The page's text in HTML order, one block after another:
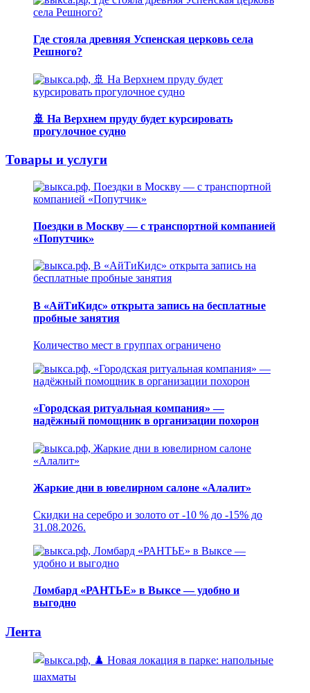
Где стояла древняя Успенская церковь села
Решного?
🚢 На Верхнем пруду будет курсировать
прогулочное судно
Товары и услуги
Поездки в Москву — с транспортной компанией
«Попутчик»
В «АйТиКидс» открыта запись на бесплатные
пробные занятия
Количество мест в группах ограничено
«Городская ритуальная компания» —
надёжный помощник в организации похорон
Жаркие дни в ювелирном салоне «Алалит»
Скидки на серебро и золото от -10 % до -15% до
31.08.2026.
Ломбард «РАНТЬЕ» в Выксе — удобно и
выгодно
Лента